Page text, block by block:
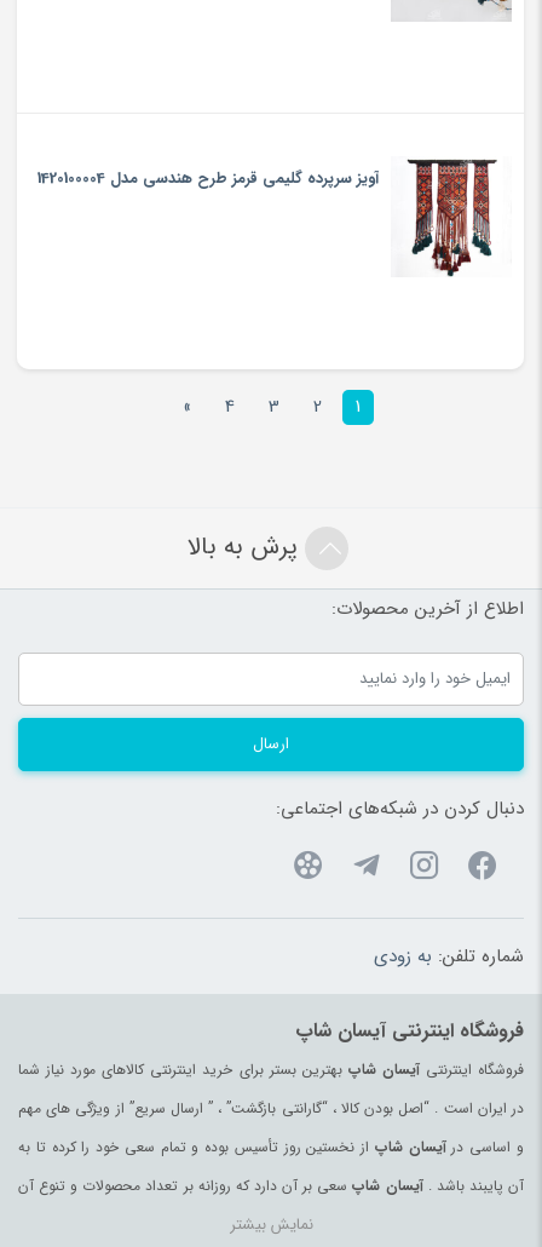
1
2
3
4
»
پرش به بالا
اطلاع از آخرین محصولات:
ارسال
دنبال کردن در شبکه‌های اجتماعی:
شماره تلفن: به زودی
فروشگاه اینترنتی آیسان شاپ
فروشگاه اینترنتیآیسان شاپبهترین بستر برای خرید اینترنتی کالاهای مورد نیاز شما
در ایران است . “اصل بودن کالا ، “گارانتی بازگشت” ، ” ارسال سریع” از ویژگی های مهم
و اساسی درآیسان شاپ از نخستین روز تأسیس بوده و تمام سعی خود را کرده تا به
آن پایبند باشد .آیسان شاپ سعی بر آن دارد که روزانه بر تعداد محصولات و تنوع آن
بیفزاید تا بتواند نیاز همه ی افراد با هر نوع سلیقه را در خرید محصولات اینترنتی مرتفع
نمایش بیشتر